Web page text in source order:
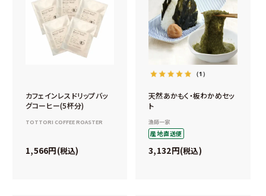
カフェインレスドリップバッ
グコーヒー(5杯分)
TOTTORI COFFEE ROASTER
1,566 税込
（1）
天然あかもく・板わかめセッ
ト
漁師一家
産地直送便
3,132 税込